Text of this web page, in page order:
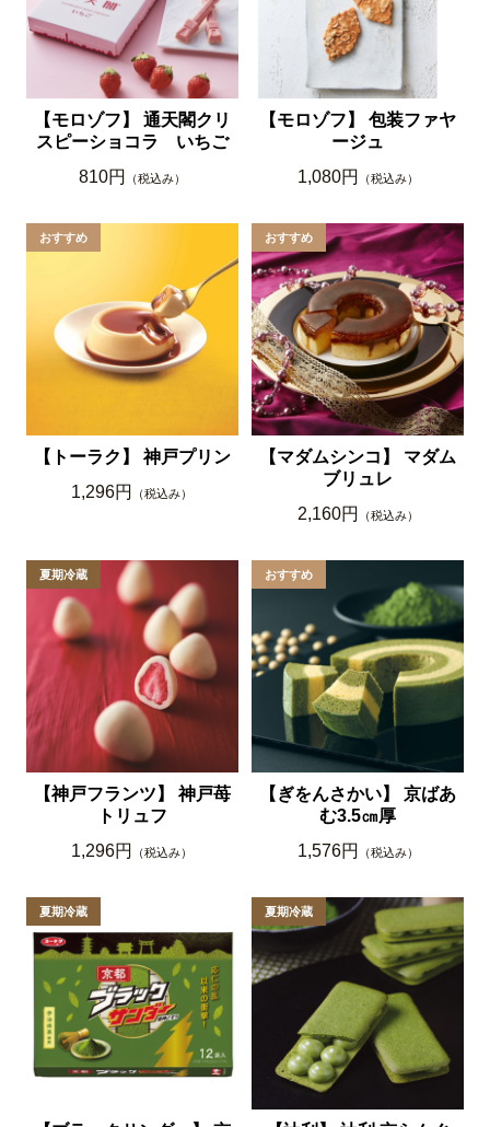
【モロゾフ】 通天閣クリ
スピーショコラ いちご
810円
（税込み）
【モロゾフ】 包装ファヤ
ージュ
1,080円
（税込み）
【トーラク】 神戸プリン
1,296円
（税込み）
【マダムシンコ】 マダム
ブリュレ
2,160円
（税込み）
【神戸フランツ】 神戸苺
トリュフ
1,296円
（税込み）
【ぎをんさかい】 京ばあ
む3.5㎝厚
1,576円
（税込み）